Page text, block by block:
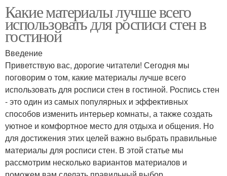
Какие материалы лучше всего
использовать для росписи стен в
гостиной
Введение
Приветствую вас, дорогие читатели! Сегодня мы
поговорим о том, какие материалы лучше всего
использовать для росписи стен в гостиной. Роспись стен
- это один из самых популярных и эффективных
способов изменить интерьер комнаты, а также создать
уютное и комфортное место для отдыха и общения. Но
для достижения этих целей важно выбрать правильные
материалы для росписи стен. В этой статье мы
рассмотрим несколько вариантов материалов и